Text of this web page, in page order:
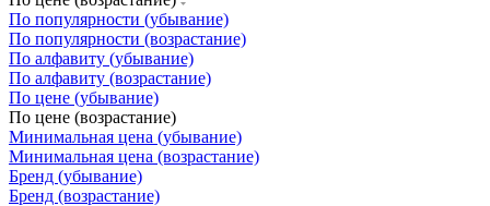
По популярности (убывание)
По популярности (возрастание)
По алфавиту (убывание)
По алфавиту (возрастание)
По цене (убывание)
По цене (возрастание)
Минимальная цена (убывание)
Минимальная цена (возрастание)
Бренд (убывание)
Бренд (возрастание)